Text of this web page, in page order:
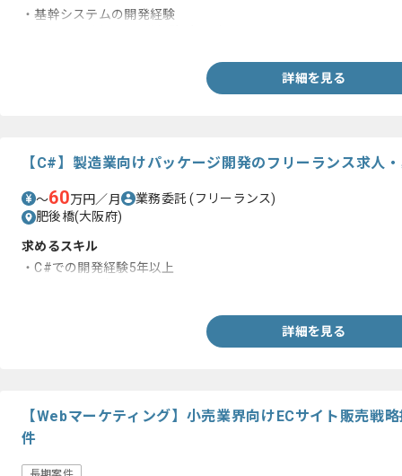
・基幹システムの開発経験
詳細を見る
【C#】製造業向けパッケージ開発のフリーランス求人
〜60万円／月 業務委託(フリーランス)
肥後橋(大阪府)
求めるスキル
・C#での開発経験5年以上
詳細を見る
【Webマーケティング】小売業界向けECサイト販売戦
件